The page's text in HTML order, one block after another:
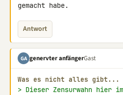
gemacht habe.
Antwort
GA genervter anfängerGast
Was es nicht alles gibt...
> Dieser Zensurwahn hier